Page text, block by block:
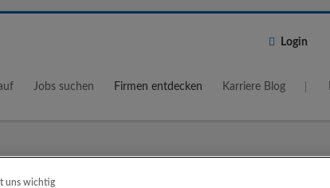
Login
Jobs suchen Firmen entdecken Karriere Blog
uns wichtig